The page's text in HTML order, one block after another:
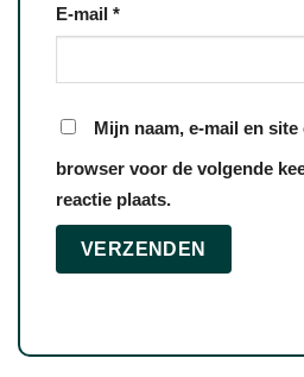
E-mail *
Mijn naam, e-mail en
browser voor de volgende
reactie plaats.